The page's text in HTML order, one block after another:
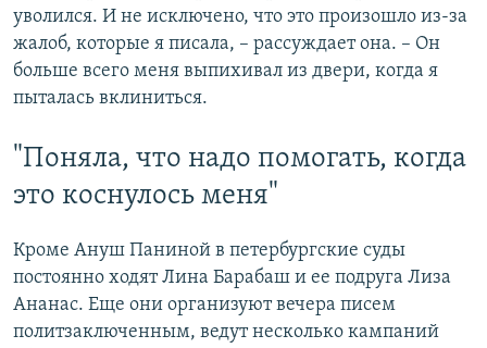
уволился. И не исключено, что это произошло из-за
жалоб, которые я писала, – рассуждает она. – Он
больше всего меня выпихивал из двери, когда я
пыталась вклиниться.
"Поняла, что надо помогать, когда
это коснулось меня"
Кроме Ануш Паниной в петербургские суды
постоянно ходят Лина Барабаш и ее подруга Лиза
Ананас. Еще они организуют вечера писем
политзаключенным, ведут несколько кампаний